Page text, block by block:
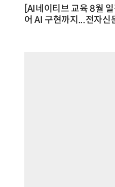
[AI네이티브 교육 8월
어 AI 구현까지...전자신